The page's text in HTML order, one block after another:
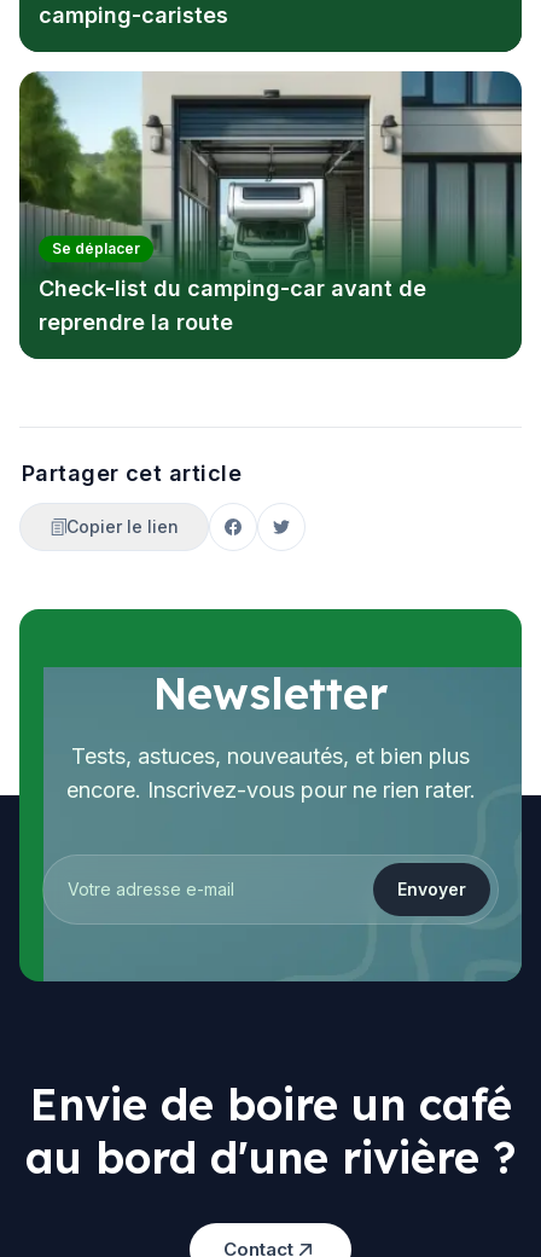
camping-caristes
Se déplacer
Check-list du camping-car avant de
reprendre la route
Partager cet article
Copier le lien
Newsletter
Tests, astuces, nouveautés, et bien plus
encore. Inscrivez-vous pour ne rien rater.
Envoyer
Envie de boire un café
au bord d'une rivière ?
Contact